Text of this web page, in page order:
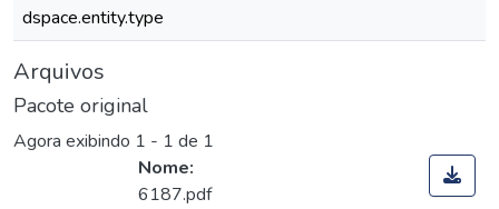
dspace.entity.type
Arquivos
Pacote original
Agora exibindo 1 - 1 de 1
Nome:
6187.pdf